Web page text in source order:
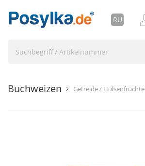
RU
Getreide / Hülsenfrüchte
Buchweizen